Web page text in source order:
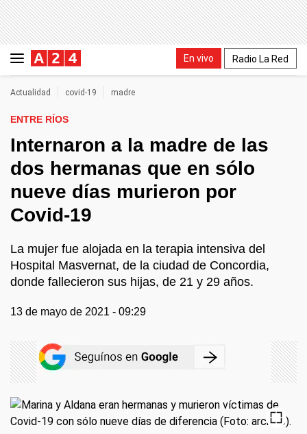
En vivo Radio La Red
Actualidad covid-19 madre
ENTRE RÍOS
Internaron a la madre de las
dos hermanas que en sólo
nueve días murieron por
Covid-19
La mujer fue alojada en la terapia intensiva del
Hospital Masvernat, de la ciudad de Concordia,
donde fallecieron sus hijas, de 21 y 29 años.
13 de mayo de 2021 - 09:29